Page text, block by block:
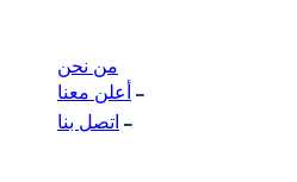
من نحن
أعلن معنا
اتصل بنا